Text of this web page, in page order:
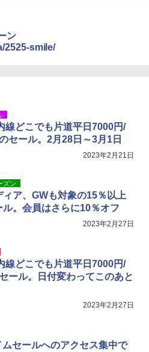
ン
2525-smile/
線どこでも片道平日7000円/
セール。2月28日～3月1日
2023年2月21日
ズン
ィア、GWも対象の15％以上
ル。会員はさらに10％オフ
2023年2月27日
線どこでも片道平日7000円/
ール。日付変わってこのあと
2023年2月27日
セールへのアクセス集中で